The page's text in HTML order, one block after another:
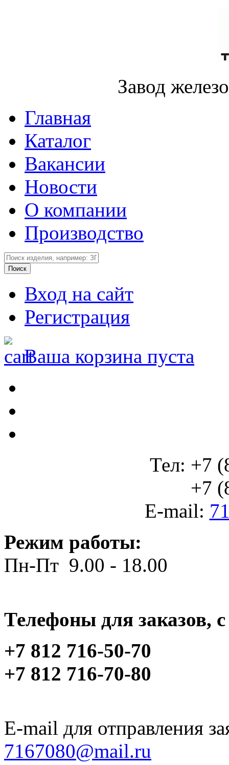
Завод
Главная
Каталог
Вакансии
Новости
О компании
Производство
Вход на сайт
Регистрация
Ваша корзина пуста
Тел: +7
+7
E-mail:
Режим работы:
Пн-Пт 9.00 - 18.00
Телефоны для заказов,
+7 812 716-50-70
+7 812 716-70-80
E-mail для отправления
7167080@mail.ru